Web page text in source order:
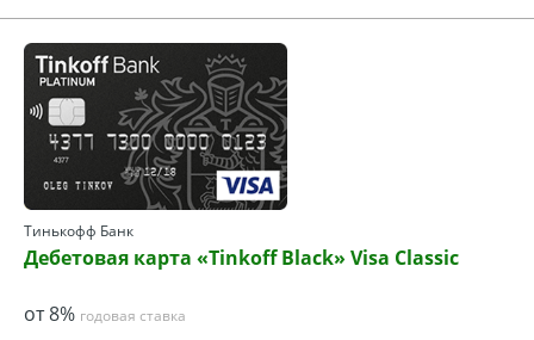
Тинькофф Банк
Дебетовая карта «Tinkoff Black» Visa Classic
от 8% годовая ставка